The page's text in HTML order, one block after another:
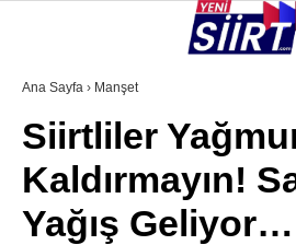
KURTALAN
ERUH
Ana Sayfa › Manşet
Siirtliler
Kaldırmayın!
Yağış Geliyor…